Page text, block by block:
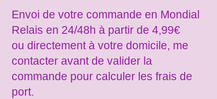
Envoi de votre commande en Mondial
Relais en 24/48h à partir de 4,99€
ou directement à votre domicile, me
contacter avant de valider la
commande pour calculer les frais de
port.